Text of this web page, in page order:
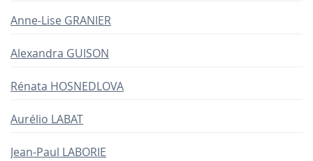
Anne-Lise GRANIER
Alexandra GUISON
Rénata HOSNEDLOVA
Aurélio LABAT
Jean-Paul LABORIE